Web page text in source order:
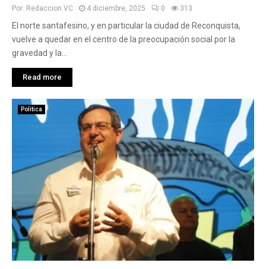
Por: Redaccion VC 4 diciembre, 2025 0 313
El norte santafesino, y en particular la ciudad de Reconquista,
vuelve a quedar en el centro de la preocupación social por la
gravedad y la...
Read more
Politica